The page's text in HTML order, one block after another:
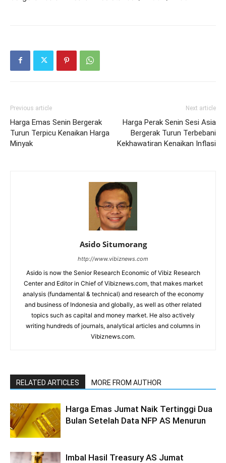
Previous article
Harga Emas Senin Bergerak
Turun Terpicu Kenaikan Harga
Minyak
Next article
Harga Perak Senin Sesi Asia
Bergerak Turun Terbebani
Kekhawatiran Kenaikan Inflasi
Asido Situmorang
http://www.vibiznews.com
Asido is now the Senior Research Economic of Vibiz Research
Center and Editor in Chief of Vibiznews.com, that makes market
analysis (fundamental & technical) and research of the economy
and business of Indonesia and globally, as well as other related
topics such as capital and money market. He also actively
writing hundreds of journals, analytical articles and columns in
Vibiznews.com.
RELATED ARTICLES MORE FROM AUTHOR
Harga Emas Jumat Naik Tertinggi Dua
Bulan Setelah Data NFP AS Menurun
Imbal Hasil Treasury AS Jumat